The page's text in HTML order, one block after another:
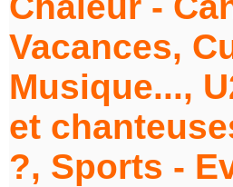
Vacances,
Musique...,
et
?, Sports -